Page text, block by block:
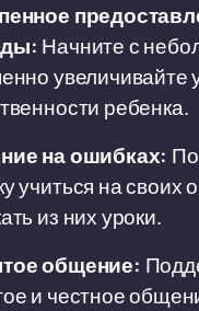
Начните с
увеличивайте
ребенка.
на ошибках:
учиться на своих
из них уроки.
общение:
и честное